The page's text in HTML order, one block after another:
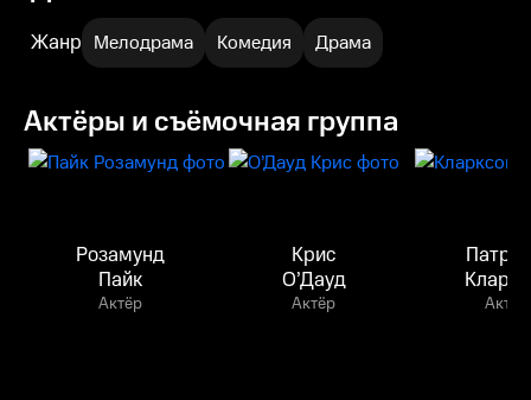
Жанр Мелодрама Комедия Драма
Актёры и съёмочная группа
Розамунд
Пайк
Актёр
Крис
О’Дауд
Актёр Актёр